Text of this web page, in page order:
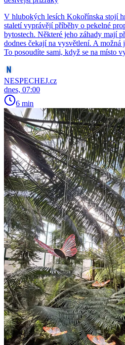
V hlubokých lesích Kokořínska stojí
staletí vyprávějí příběhy o pekelné
bytostech. Některé jeho záhady mají
dodnes čekají na vysvětlení. A možná
To posoudíte sami, když se na místo
NESPECHEJ.cz
dnes, 07:00
6 min